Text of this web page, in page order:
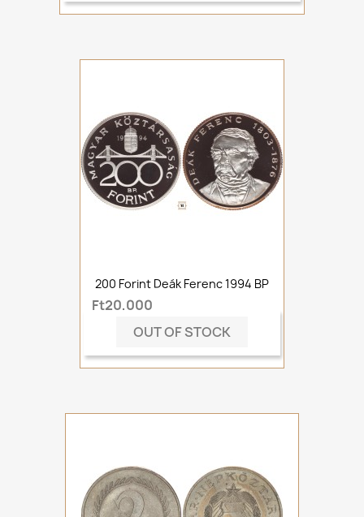
200 Forint Deák Ferenc 1994 BP
Ft20,000
OUT OF STOCK